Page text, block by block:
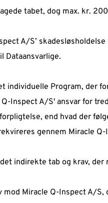
tabet, dog max. kr.
A/S’
Dataansvarlige.
individuelle Program, der
Inspect A/S' ansvar for
end hvad der
gennem Miracle
indirekte tab og krav, der
Miracle Q-Inspect A/